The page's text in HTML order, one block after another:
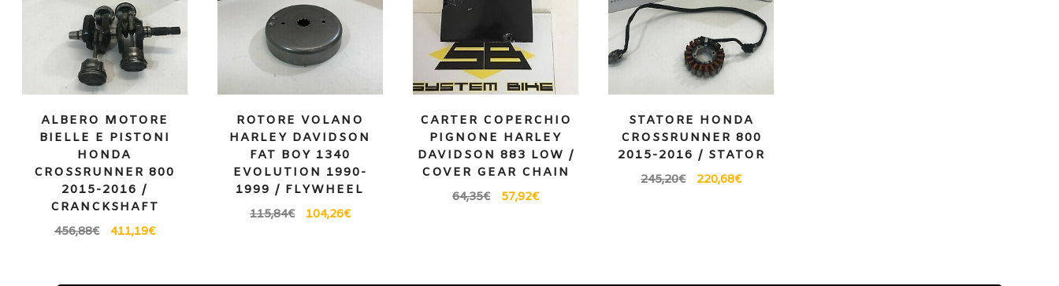
ALBERO MOTORE
BIELLE E PISTONI
HONDA
CROSSRUNNER 800
2015-2016 /
CRANCKSHAFT
456,88€ 411,19€
ROTORE VOLANO
HARLEY DAVIDSON
FAT BOY 1340
EVOLUTION 1990-
1999 / FLYWHEEL
115,84€ 104,26€
CARTER COPERCHIO
PIGNONE HARLEY
DAVIDSON 883 LOW /
COVER GEAR CHAIN
64,35€ 57,92€
STATORE HONDA
CROSSRUNNER 800
2015-2016 / STATOR
245,20€ 220,68€